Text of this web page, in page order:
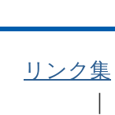
リンク集
｜